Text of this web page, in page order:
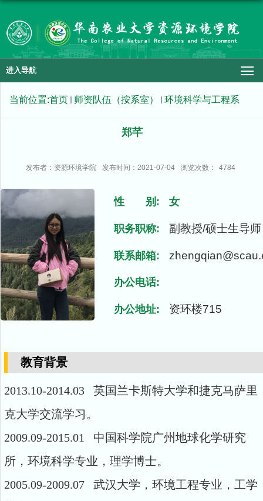
进入导航
当前位置:首页 师资队伍（按系室） 环境科学与工程系
郑芊
发布者：资源环境学院 发布时间：2021-07-04 浏览次数： 4784
性 别: 女
职务职称: 副教授/硕士生导师
联系邮箱:
办公电话:
办公地址: 资环楼715
教育背景
2013.10-2014.03 英国兰卡斯特大学和捷克马萨里
克大学交流学习。
2009.09-2015.01 中国科学院广州地球化学研究
所，环境科学专业，理学博士。
2005.09-2009.07 武汉大学，环境工程专业，工学